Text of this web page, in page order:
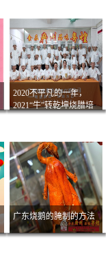
2020不平凡的一年，
2021“牛”转乾坤烧腊培
广东烧鹅的腌制的方法